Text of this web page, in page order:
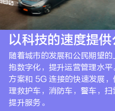
以科技的速度提
随着城市的发展和公民期望
抱数字化，提升运营管理水
方案和 5G 连接的快速发展
理救护车，消防车，警车，
提升服务。